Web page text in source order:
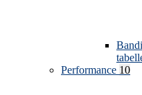
Performance 10